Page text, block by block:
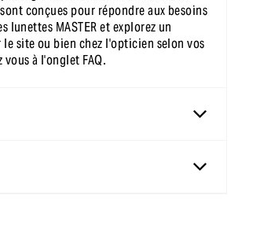
conçues pour répondre aux besoins
MASTER et explorez un
site ou bien chez l'opticien selon vos
à l'onglet FAQ.